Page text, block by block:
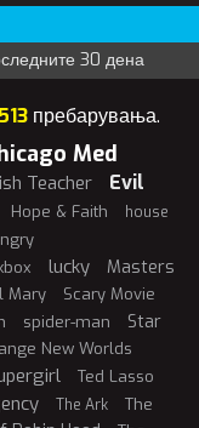
30 дена
пребарувања.
Med
Teacher
Evil
Hope & Faith
house
lucky
Masters
Mary Scary Movie
spider-man
Star
New Worlds
Ted Lasso
The Ark
The